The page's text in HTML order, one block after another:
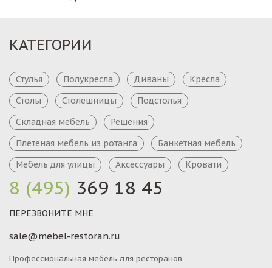
8 (495) 369 18 45
ПЕРЕЗВОНИТЕ МНЕ
sale@mebel-restoran.ru
Профессиональная мебель для ресторанов
КАТЕГОРИИ
Стулья Полукресла Диваны
Кресла
Столы
Столешницы
Подстолья
Складная мебель
Решения
Плетеная мебель из ротанга
Банкетная мебель
Мебель для улицы
Аксессуары Кровати